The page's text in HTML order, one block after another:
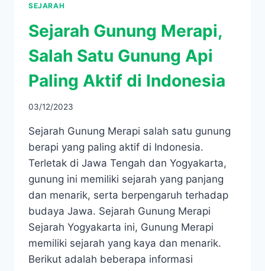
SEJARAH
Sejarah Gunung Merapi,
Salah Satu Gunung Api
Paling Aktif di Indonesia
03/12/2023
Sejarah Gunung Merapi salah satu gunung
berapi yang paling aktif di Indonesia.
Terletak di Jawa Tengah dan Yogyakarta,
gunung ini memiliki sejarah yang panjang
dan menarik, serta berpengaruh terhadap
budaya Jawa. Sejarah Gunung Merapi
Sejarah Yogyakarta ini, Gunung Merapi
memiliki sejarah yang kaya dan menarik.
Berikut adalah beberapa informasi